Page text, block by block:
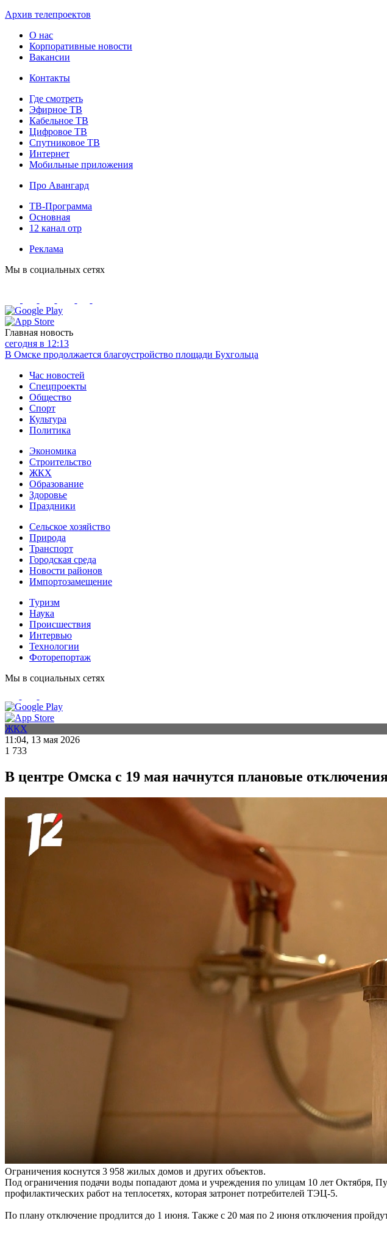
Архив телепроектов
О нас
Корпоративные новости
Вакансии
Контакты
Где смотреть
Эфирное ТВ
Кабельное ТВ
Цифровое ТВ
Спутниковое ТВ
Интернет
Мобильные приложения
Про Авангард
ТВ-Программа
Основная
12 канал отр
Реклама
Мы в социальных сетях
Главная новость
сегодня в 12:13
В Омске продолжается благоустройство площади Бухгольца
Час новостей
Спецпроекты
Общество
Спорт
Культура
Политика
Экономика
Строительство
ЖКХ
Образование
Здоровье
Праздники
Сельское хозяйство
Природа
Транспорт
Городская среда
Новости районов
Импортозамещение
Туризм
Наука
Происшествия
Интервью
Технологии
Фоторепортаж
Мы в социальных сетях
ЖКХ
11:04, 13 мая 2026
1 733
В центре Омска с 19 мая начнутся плановые
Ограничения коснутся 3 958 жилых домов и других объектов.
Под ограничения подачи воды попадают дома и учреждения по улицам 10 лет Октября,
профилактических работ на теплосетях, которая затронет потребителей ТЭЦ-5.
По плану отключение продлится до 1 июня. Также с 20 мая по 2 июня отключения